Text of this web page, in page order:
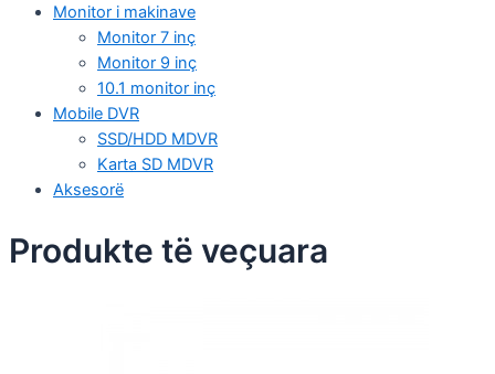
Monitor i makinave
Monitor 7 inç
Monitor 9 inç
10.1 monitor inç
Mobile DVR
SSD/HDD MDVR
Karta SD MDVR
Aksesorë
Produkte të veçuara